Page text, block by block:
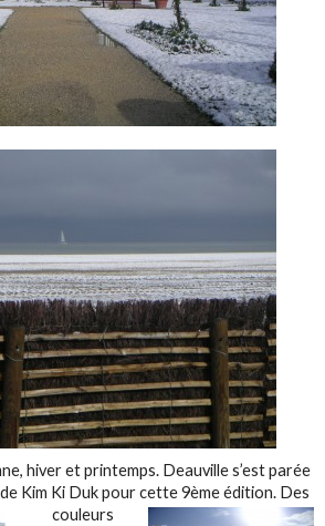
hiver et printemps. Deauville s’est parée
Kim Ki Duk pour cette9ème édition. Des
couleurs